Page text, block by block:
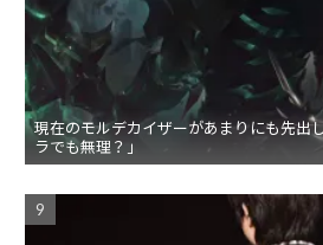
現在のモルデカイザーがあまりにも先出
ラでも無理？」